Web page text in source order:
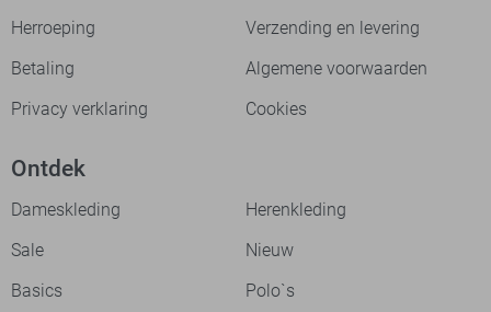
Herroeping
Verzending en levering
Betaling
Algemene voorwaarden
Privacy verklaring
Cookies
Ontdek
Dameskleding
Herenkleding
Sale
Nieuw
Basics
Polo`s